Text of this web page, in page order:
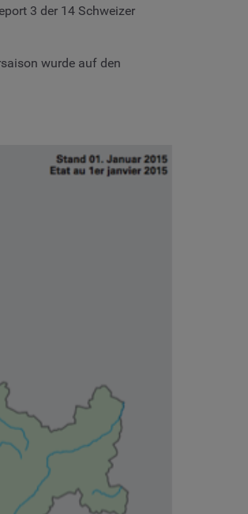
3 der 14 Schweizer
wurde auf den